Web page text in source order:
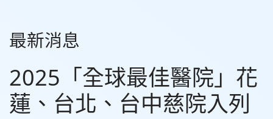
最新消息
2025「全球最佳醫院」花
蓮、台北、台中慈院入列